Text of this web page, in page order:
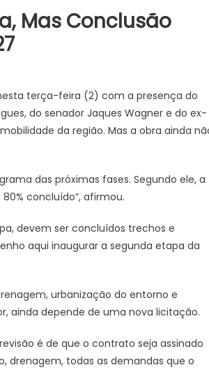
Mas Conclusão
terça-feira (2) com a presença do
do senador Jaques Wagner e do ex-
da região. Mas a obra ainda
das próximas fases. Segundo ele, a
concluído”, afirmou.
devem ser concluídos trechos e
aqui inaugurar a segunda etapa da
urbanização do entorno e
ainda depende de uma nova licitação.
é de que o contrato seja assinado
drenagem, todas as demandas que o
de
concorrem às eleições. É o
TCU